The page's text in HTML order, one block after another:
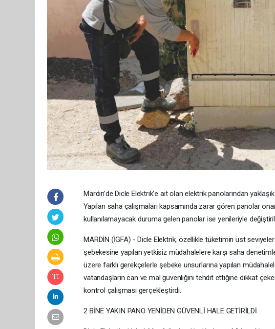
Mardin’de Dicle Elektrik’e ait olan elektrik panolarından
Yapılan saha çalışmaları kapsamında zarar gören panolar
kullanılamayacak duruma gelen panolar ise yenileriyle
MARDİN (İGFA) - Dicle Elektrik, özellikle tüketimin üst
şebekesine yapılan yetkisiz müdahalelere karşı saha
üzere farklı gerekçelerle şebeke unsurlarına yapılan
vatandaşların can ve mal güvenliğini tehdit ettiğine dikkat
kontrol çalışması gerçekleştirdi.
2 BİNE YAKIN PANO YENİDEN GÜVENLİ HALE GETİRİLDİ